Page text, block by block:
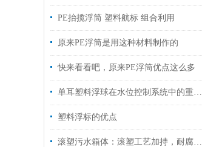
PE抬揽浮筒 塑料航标 组合利用
原来PE浮筒是用这种材料制作的
快来看看吧，原来PE浮筒优点这么多
单耳塑料浮球在水位控制系统中的重要性
塑料浮标的优点
滚塑污水箱体：滚塑工艺加持，耐腐抗冲击适配污水场景